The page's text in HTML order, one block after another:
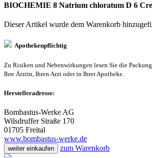
BIOCHEMIE 8 Natrium chloratum D 6
Dieser Artikel wurde dem Warenkorb
Apothekenpflichtig
Zu Risiken und Nebenwirkungen lesen Sie die
Ihre Ärztin, Ihren Arzt oder in Ihrer Apotheke.
Herstelleradresse:
Bombastus-Werke AG
Wilsdruffer Straße 170
01705 Freital
www.bombastus-werke.de
weiter einkaufen zum Warenkorb